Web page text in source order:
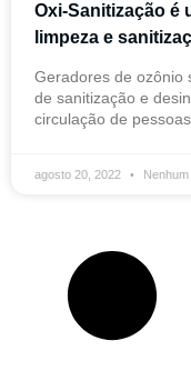
Oxi-Sanitização é
limpeza e
Geradores de ozônio
de sanitização e
circulação de
agosto 20, 2022